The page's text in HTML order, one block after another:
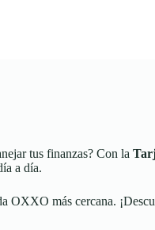
tus finanzas? Con la
a día.
OXXO más cercana.